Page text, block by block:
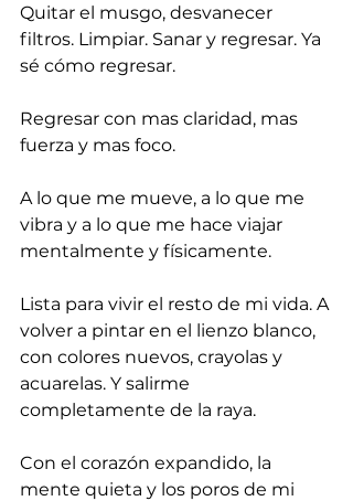
Quitar el musgo, desvanecer
filtros. Limpiar. Sanar y regresar. Ya
sé cómo regresar.
Regresar con mas claridad, mas
fuerza y mas foco.
A lo que me mueve, a lo que me
vibra y a lo que me hace viajar
mentalmente y físicamente.
Lista para vivir el resto de mi vida. A
volver a pintar en el lienzo blanco,
con colores nuevos, crayolas y
acuarelas. Y salirme
completamente de la raya.
Con el corazón expandido, la
mente quieta y los poros de mi